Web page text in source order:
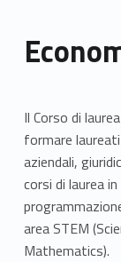
Il Corso di
formare
aziendali,
corsi di laurea
area STEM
Mathematics).